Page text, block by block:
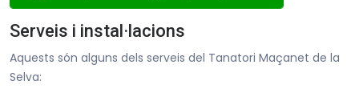
Serveis i instal·lacions
Aquests són alguns dels serveis del Tanatori Maçanet de la
Selva: